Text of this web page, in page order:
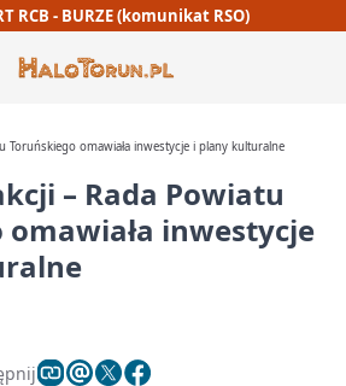
RCB - BURZE (komunikat RSO)
Toruńskiego omawiała inwestycje i plany kulturalne
– Rada Powiatu
inwestycje